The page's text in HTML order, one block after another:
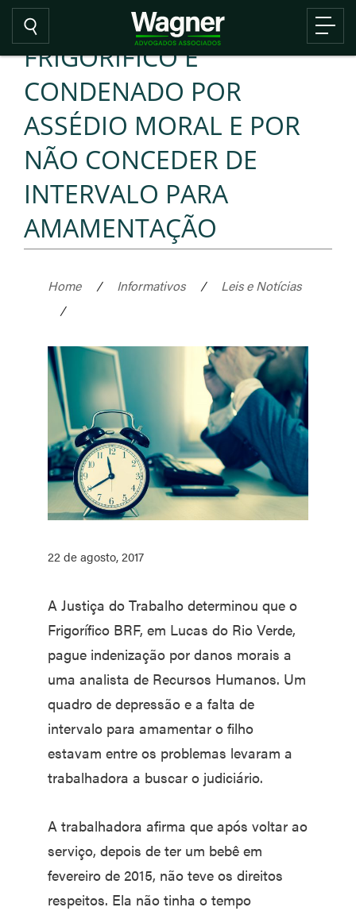
FRIGORÍFICO É
CONDENADO POR
ASSÉDIO MORAL E POR
NÃO CONCEDER DE
INTERVALO PARA
AMAMENTAÇÃO
Home / Informativos /
Leis e Notícias
/
22 de agosto, 2017
A Justiça do Trabalho determinou que o
Frigorífico BRF, em Lucas do Rio Verde,
pague indenização por danos morais a
uma analista de Recursos Humanos. Um
quadro de depressão e a falta de
intervalo para amamentar o filho
estavam entre os problemas levaram a
trabalhadora a buscar o judiciário.
A trabalhadora afirma que após voltar ao
serviço, depois de ter um bebê em
fevereiro de 2015, não teve os direitos
respeitos. Ela não tinha o tempo